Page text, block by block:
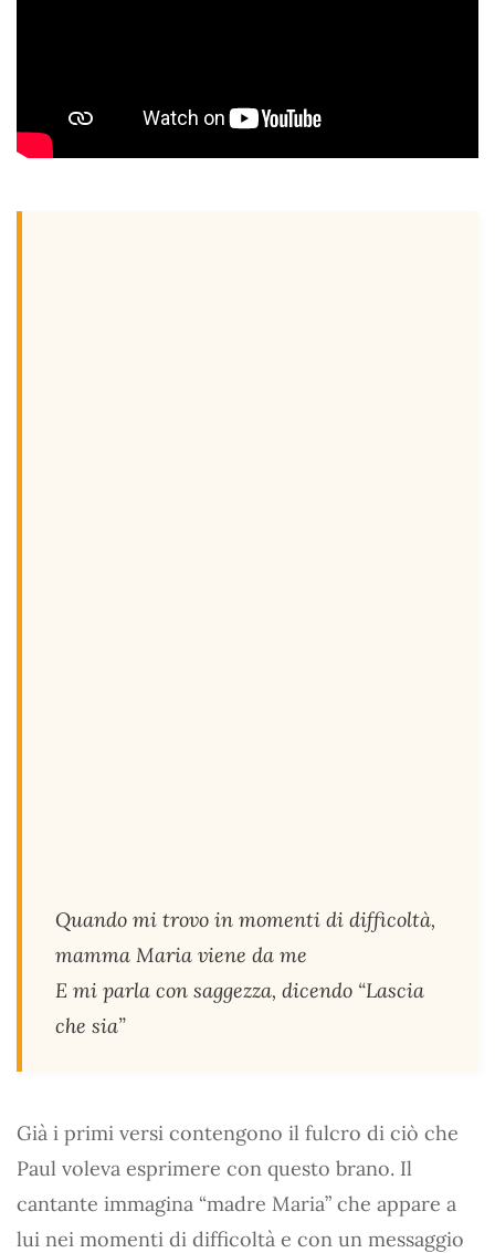
Quando mi trovo in momenti di difficoltà,
mamma Maria viene da me
E mi parla con saggezza, dicendo “Lascia
che sia”
Già i primi versi contengono il fulcro di ciò che
Paul voleva esprimere con questo brano. Il
cantante immagina “madre Maria” che appare a
lui nei momenti di difficoltà e con un messaggio